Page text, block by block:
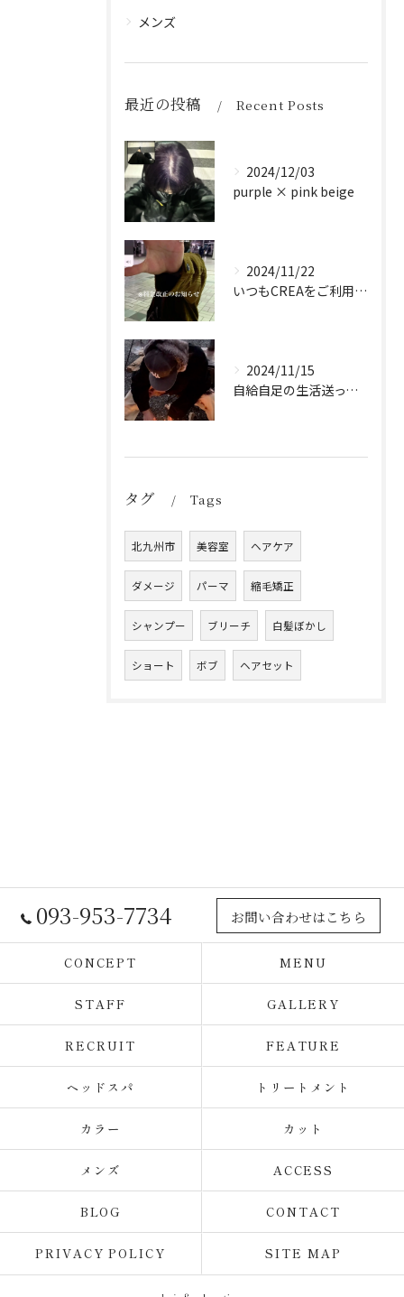
メンズ
最近の投稿 Recent Posts
2024/12/03
purple × pink beige
2024/11/22
いつもCREAをご利用頂き誠に有難う御座います！
2024/11/15
自給自足の生活送ってます
タグ Tags
北九州市 美容室 ヘアケア
ダメージ パーマ 縮毛矯正
シャンプー ブリーチ 白髪ぼかし
ショート ボブ ヘアセット
093-953-7734 お問い合わせはこちら
CONCEPT MENU
STAFF GALLERY
RECRUIT FEATURE
ヘッドスパ トリートメント
カラー カット
メンズ ACCESS
BLOG CONTACT
PRIVACY POLICY SITE MAP